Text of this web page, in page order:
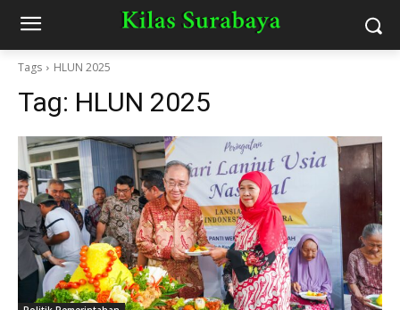
Tags HLUN 2025
Tag: HLUN 2025